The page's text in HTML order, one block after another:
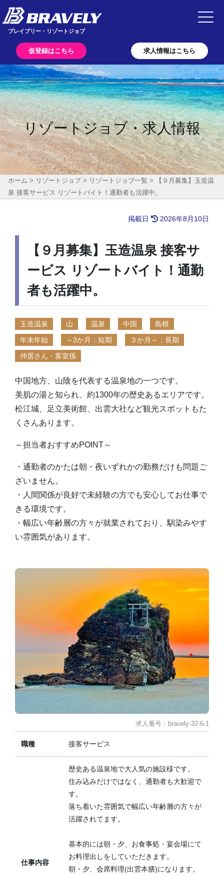
Main Navigation
ブレイブリー・リゾートジョブ
仮登録はこちら 求人情報はこちら
リゾートジョブ・求人情報
ホーム > リゾートジョブ > リゾートジョブ一覧 >
【９月募集】玉造温
泉 接客サービス リゾートバイト！通勤者も活躍中。
掲載日 2026年8月10日
【９月募集】玉造温泉 接客サ
ービス リゾートバイト！通勤
者も活躍中。
玉造温泉 山 温泉 中国
島根
年末年始
～3か月：短期
３か月～：長期
仲居さん・客室係
中国地方、山陰を代表する温泉地の一つです。
美肌の湯と知られ、約1300年の歴史あるエリアです。
松江城、足立美術館、出雲大社など観光スポットもた
くさんあります。
～担当者おすすめPOINT～
・通勤者のかたは朝・夜いずれかの勤務だけも問題ご
ざいません。
・人間関係が良好で未経験の方でも安心してお仕事で
きる環境です。
・幅広い年齢層の方々が就業されており、馴染みやす
い雰囲気があります。
求人番号：bravely-32-6-1
職種 接客サービス
仕事内容
歴史ある温泉地で大人気の施設様です。
住み込みだけではなく、通勤者も大歓迎で
す。
落ち着いた雰囲気で幅広い年齢層の方々が
活躍されてます。
基本的には朝・夕、お食事処・宴会場にて
お料理出しをしていただきます。
朝・夕、会席料理(出雲本膳)になります。